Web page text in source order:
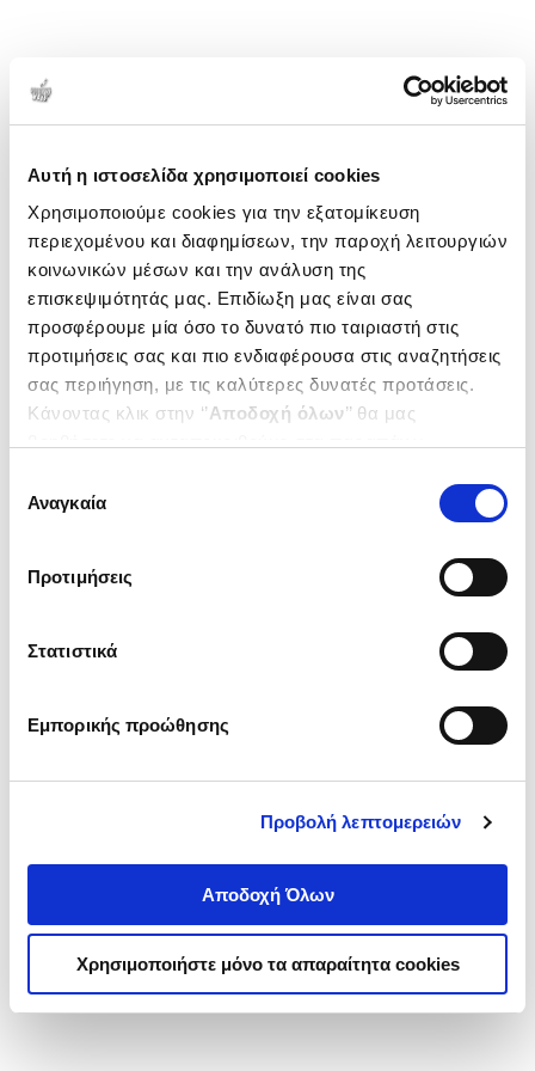
Αυτή η ιστοσελίδα χρησιμοποιεί cookies
Χρησιμοποιούμε cookies για την εξατομίκευση
περιεχομένου και διαφημίσεων, την παροχή λειτουργιών
κοινωνικών μέσων και την ανάλυση της
επισκεψιμότητάς μας. Επιδίωξη μας είναι σας
προσφέρουμε μία όσο το δυνατό πιο ταιριαστή στις
προτιμήσεις σας και πιο ενδιαφέρουσα στις αναζητήσεις
σας περιήγηση, με τις καλύτερες δυνατές προτάσεις.
Κάνοντας κλικ στην ‘’Αποδοχή όλων’’ θα μας
ενδιαφέρουν και να επιλέξετε από τα παρακάτω με την
΄΄και να ενημερωθείτε σχετικά με
συγκατάθεσης
Αναγκαία
Προτιμήσεις
Στατιστικά
Εμπορικής προώθησης
Προβολή λεπτομερειών
Αποδοχή Όλων
Χρησιμοποιήστε μόνο τα απαραίτητα cookies